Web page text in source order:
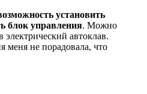
установить
блок управления. Можно
электрический автоклав.
меня не порадовала, что